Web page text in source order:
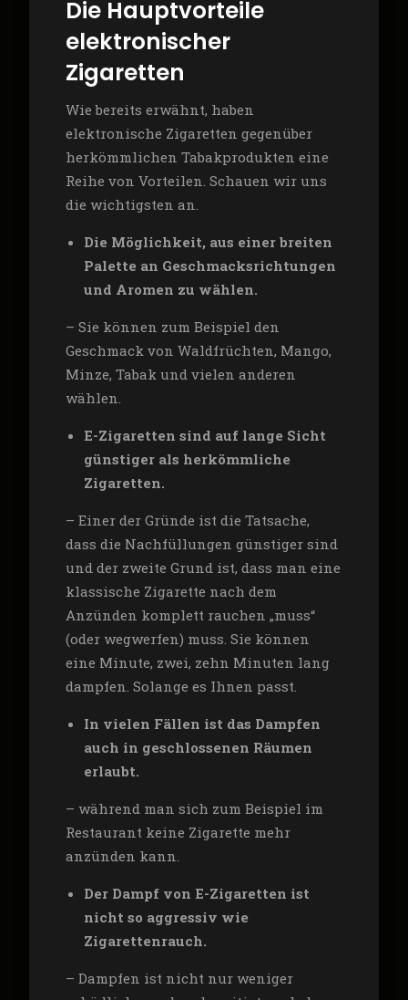
Die Hauptvorteile
elektronischer
Zigaretten
Wie bereits erwähnt, haben
elektronische Zigaretten gegenüber
herkömmlichen Tabakprodukten eine
Reihe von Vorteilen. Schauen wir uns
die wichtigsten an.
Die Möglichkeit, aus einer breiten
Palette an Geschmacksrichtungen
und Aromen zu wählen.
– Sie können zum Beispiel den
Geschmack von Waldfrüchten, Mango,
Minze, Tabak und vielen anderen
wählen.
E-Zigaretten sind auf lange Sicht
günstiger als herkömmliche
Zigaretten.
– Einer der Gründe ist die Tatsache,
dass die Nachfüllungen günstiger sind
und der zweite Grund ist, dass man eine
klassische Zigarette nach dem
Anzünden komplett rauchen „muss“
(oder wegwerfen) muss. Sie können
eine Minute, zwei, zehn Minuten lang
dampfen. Solange es Ihnen passt.
In vielen Fällen ist das Dampfen
auch in geschlossenen Räumen
erlaubt.
– während man sich zum Beispiel im
Restaurant keine Zigarette mehr
anzünden kann.
Der Dampf von E-Zigaretten ist
nicht so aggressiv wie
Zigarettenrauch.
– Dampfen ist nicht nur weniger